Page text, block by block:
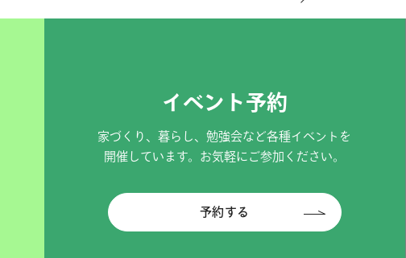
イベント予約
家づくり、暮らし、勉強会など各種イベントを
開催しています。お気軽にご参加ください。
予約する